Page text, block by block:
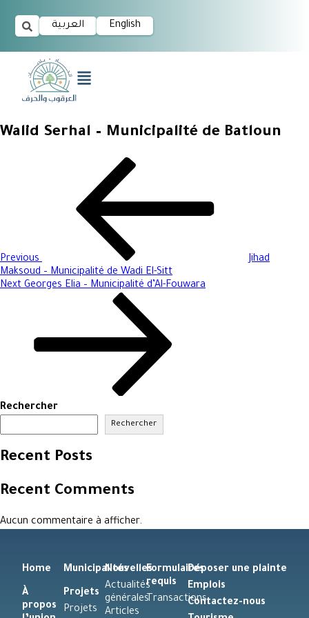
العربية English
Walid Serhal – Municipalité de Batloun
Previous
Jihad
Maksoud – Municipalité de Wadi El-Sitt
Next Georges Elia – Municipalité d’Al-Fouwara
Rechercher
Rechercher
Recent Posts
Recent Comments
Aucun commentaire à afficher.
Home
À
propos
Municipalités
Projets
Projets
Nouvelles
Actualités
générales
Articles
Formulaires
requis
Transactions
Déposer une plainte
Emplois
Contactez-nous